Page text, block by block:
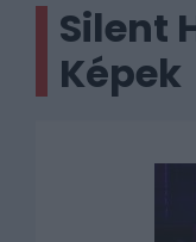
Silent
Képek